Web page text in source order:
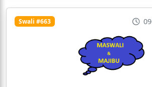
Swali #663